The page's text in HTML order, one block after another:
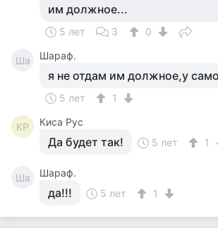
им должное...
5 лет 3 0
Ша Шараф.
я не отдам им должное,у
5 лет 1
КР Киса Рус
Да будет так! 5 лет 1
Ша Шараф.
да!!! 5 лет 1